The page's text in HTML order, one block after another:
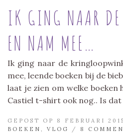
IK GING NAAR DE
EN NAM MEE…
Ik ging naar de
mee, leende boeken bij de
laat je zien om welke
Castiel t-shirt ook nog.. Is dat
GEPOST OP 8 FEBRUARI
BOEKEN
VLOG / 8